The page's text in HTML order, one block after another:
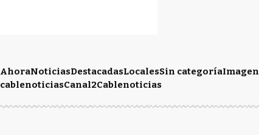
AhoraNoticiasDestacadasLocalesSin categoríaImagen
cablenoticiasCanal2Cablenoticias